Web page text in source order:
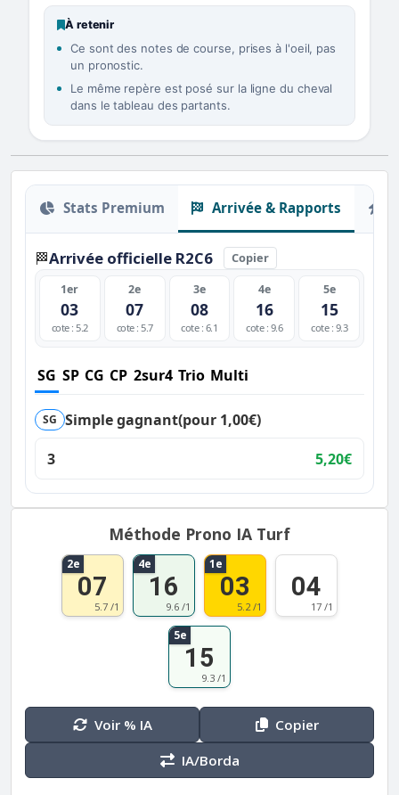
À retenir
Ce sont des notes de course, prises à l'oeil, pas
un pronostic.
Le même repère est posé sur la ligne du cheval
dans le tableau des partants.
Stats Premium Arrivée & Rapports
🏁Arrivée officielle R2C6 Copier
1er
03
cote : 5.2
2e
07
cote : 5.7
3e
08
cote : 6.1
4e
16
cote : 9.6
5e
15
cote : 9.3
SG SP CG CP 2sur4 Trio Multi
SG Simple gagnant(pour 1,00€)
3
5,20€
Méthode Prono IA Turf
2e
07
5.7 /1
4e
16
9.6 /1
1e
03
5.2 /1
04
17 /1
5e
15
9.3 /1
Voir % IA
Copier
IA/Borda